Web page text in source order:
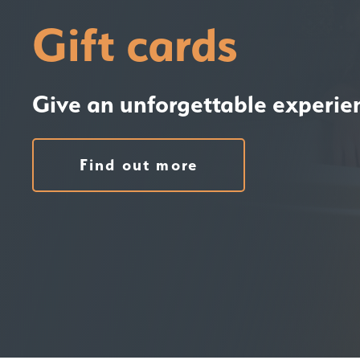
Gift cards
Give an unforgettable
Find out more